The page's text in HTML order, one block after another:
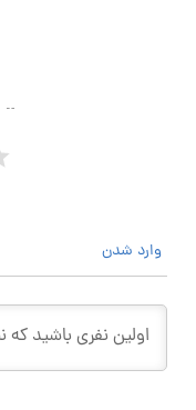
وارد شدن